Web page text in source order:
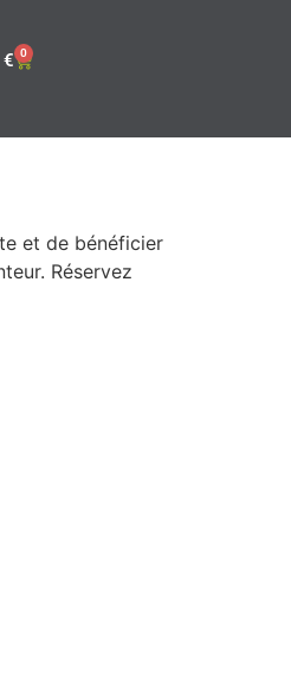
€ 0
et de bénéficier
Réservez